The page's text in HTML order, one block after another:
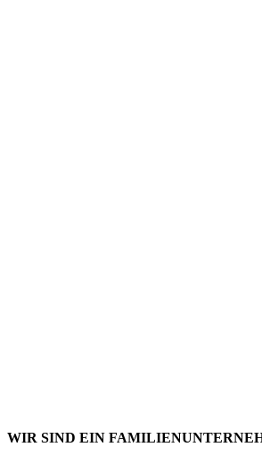
WIR SIND EIN